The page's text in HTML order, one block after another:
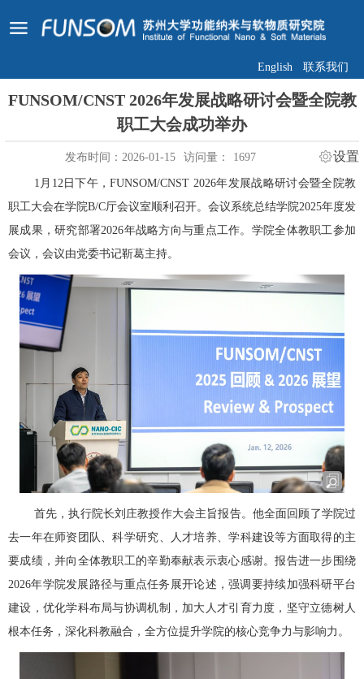
联系我们
English
FUNSOM/CNST 2026年发展战略研讨会暨全院教
职工大会成功举办
发布时间：2026-01-15 访问量： 1697 设置
1月12日下午，FUNSOM/CNST 2026年发展战略研讨会暨全院教
职工大会在学院B/C厅会议室顺利召开。会议系统总结学院2025年度发
展成果，研究部署2026年战略方向与重点工作。学院全体教职工参加
会议，会议由党委书记靳葛主持。
首先，执行院长刘庄教授作大会主旨报告。他全面回顾了学院过
去一年在师资团队、科学研究、人才培养、学科建设等方面取得的主
要成绩，并向全体教职工的辛勤奉献表示衷心感谢。报告进一步围绕
2026年学院发展路径与重点任务展开论述，强调要持续加强科研平台
建设，优化学科布局与协调机制，加大人才引育力度，坚守立德树人
根本任务，深化科教融合，全方位提升学院的核心竞争力与影响力。